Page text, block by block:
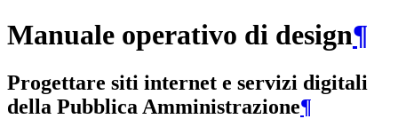
Manuale operativo di design¶
Progettare siti internet e servizi digitali
della Pubblica Amministrazione¶